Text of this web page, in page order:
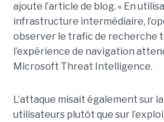
ajoute l’article de blog. « En
infrastructure intermédiaire,
observer le trafic de recherche
l’expérience de navigation
Microsoft Threat Intelligence.
L’attaque misait également sur
utilisateurs plutôt que sur